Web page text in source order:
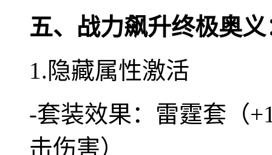
五、战力飙升终极奥
1.隐藏属性激活
-套装效果：雷霆套（
击伤害）